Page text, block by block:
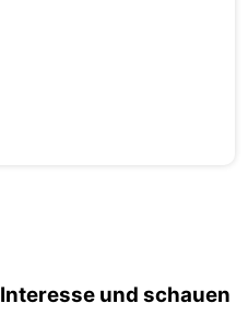
und schauen